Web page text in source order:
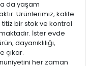
da yaşam
Ürünlerimiz, kalite
bir stok ve kontrol
İster evde
dayanıklılığı,
çıkar.
her zaman